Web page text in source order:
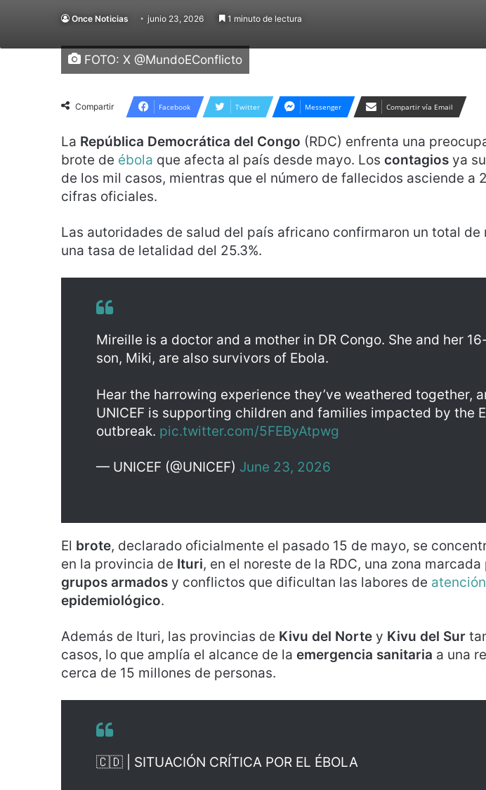
Once Noticias junio 23, 2026 1 minuto de lectura
FOTO: X @MundoEConflicto
Compartir Facebook Twitter Messenger Compartir vía Email
La República Democrática del Congo (RDC) enfrenta una
brote de ébola que afecta al país desde mayo. Los contagios ya
de los mil casos, mientras que el número de fallecidos asciende a
cifras oficiales.
Las autoridades de salud del país africano confirmaron un total de
una tasa de letalidad del 25.3%.
Mireille is a doctor and a mother in DR Congo. She and her
son, Miki, are also survivors of Ebola.
Hear the harrowing experience they’ve weathered together,
UNICEF is supporting children and families impacted by the
outbreak. pic.twitter.com/5FEByAtpwg
— UNICEF (@UNICEF) June 23, 2026
El brote, declarado oficialmente el pasado 15 de mayo, se
en la provincia de Ituri, en el noreste de la RDC, una zona
grupos armados y conflictos que dificultan las labores de
epidemiológico.
Además de Ituri, las provincias de Kivu del Norte y Kivu del Sur
casos, lo que amplía el alcance de la emergencia sanitaria a una
cerca de 15 millones de personas.
🇨🇩 | SITUACIÓN CRÍTICA POR EL ÉBOLA